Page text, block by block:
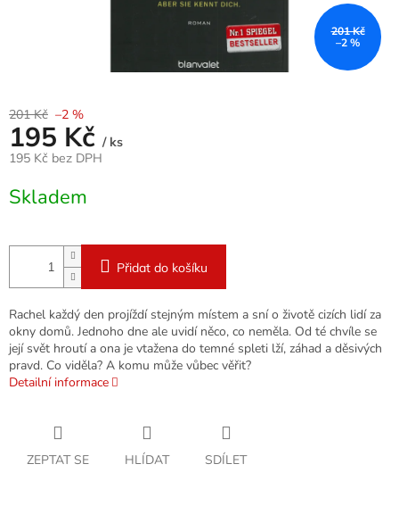
201 Kč
–2 %
201 Kč –2 %
195 Kč / ks
195 Kč bez DPH
cena:
Skladem
Přidat do košíku
Rachel každý den projíždí stejným místem a sní o životě cizích lidí za
okny domů. Jednoho dne ale uvidí něco, co neměla. Od té chvíle se
její svět hroutí a ona je vtažena do temné spleti lží, záhad a děsivých
pravd. Co viděla? A komu může vůbec věřit?
Detailní informace
ZEPTAT SE HLÍDAT SDÍLET